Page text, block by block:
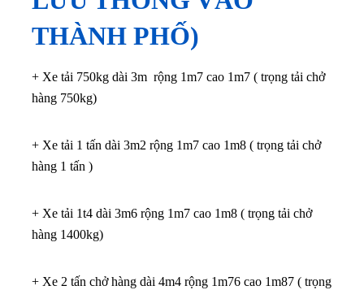
THÀNH PHỐ)
+ Xe tải 750kg dài 3m rộng 1m7 cao 1m7 ( trọng tải chở
hàng 750kg)
+ Xe tải 1 tấn dài 3m2 rộng 1m7 cao 1m8 ( trọng tải chở
hàng 1 tấn )
+ Xe tải 1t4 dài 3m6 rộng 1m7 cao 1m8 ( trọng tải chở
hàng 1400kg)
+ Xe 2 tấn chở hàng dài 4m4 rộng 1m76 cao 1m87 ( trọng